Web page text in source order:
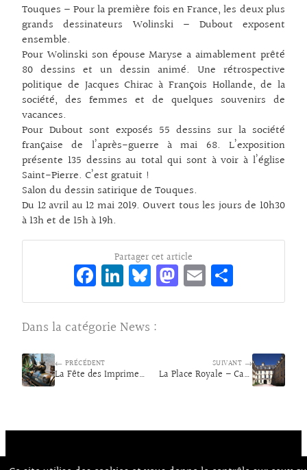
Touques – Pour la première fois en France, les deux plus
grands dessinateurs Wolinski – Dubout exposent
ensemble.
Pour Wolinski son épouse Maryse a aimablement prêté
80 dessins et un dessin animé. Une rétrospective
politique de Jacques Chirac à François Hollande, de la
société, des femmes et de quelques souvenirs de
vacances.
Pour Dubout sont exposés 55 dessins sur la société
française de l’après-guerre à mai 68. L’exposition
présente 135 dessins au total qui sont à voir à l’église
Saint-Pierre. C’est gratuit !
Salon du dessin satirique de Touques.
Du 12 avril au 12 mai 2019. Ouvert tous les jours de 10h30
à 13h et de 15h à 19h.
Partager cet article
Fa
ce
bo
o
k
Li
n
ke
dI
n
Bl
ue
sk
M
as
o
n
E
m rt
Dans la catégorie News :
← PRÉCÉDENT
La Fête des Imprimeurs
SUIVANT →
La Place Royale – Caen